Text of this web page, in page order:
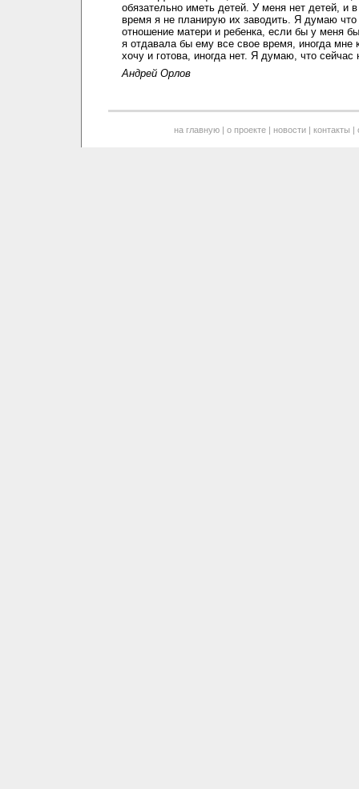
обязательно иметь детей. У меня нет детей, и
время я не планирую их заводить. Я думаю что
отношение матери и ребенка, если бы у меня
я отдавала бы ему все свое время, иногда мне
хочу и готова, иногда нет. Я думаю, что сейчас
Андрей Орлов
на главную| о проекте| новости| контакты |